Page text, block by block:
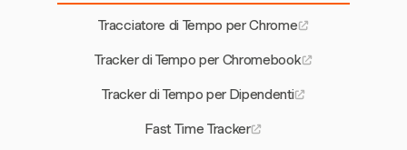
Tracciatore di Tempo per Chrome
Tracker di Tempo per Chromebook
Tracker di Tempo per Dipendenti
Fast Time Tracker